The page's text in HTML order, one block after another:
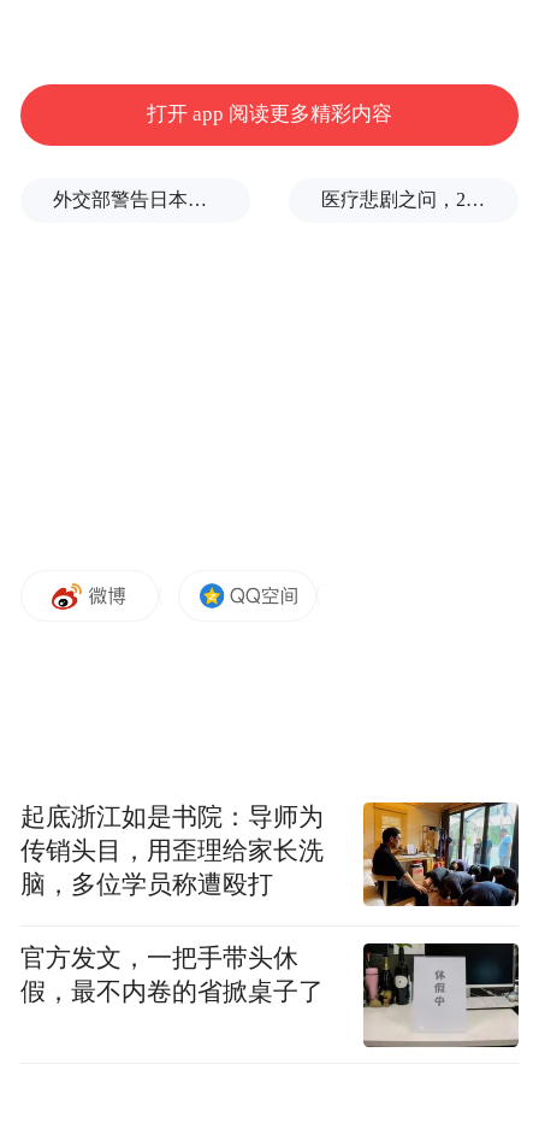
峰）
频)为凤凰网旗下自媒体平台“大风号”用户上传并发
布，本平台仅提供信息存储空间服务。
打开 app 阅读更多精彩内容
外交部警告日本：不要再次走向历史的被告席 医疗悲剧之问，2岁半患儿身亡，医生获刑1年
起底浙江如是书院：导师为
传销头目，用歪理给家长洗
脑，多位学员称遭殴打
官方发文，一把手带头休
假，最不内卷的省掀桌子了